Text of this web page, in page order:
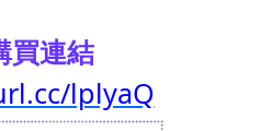
買連結
lplyaQ